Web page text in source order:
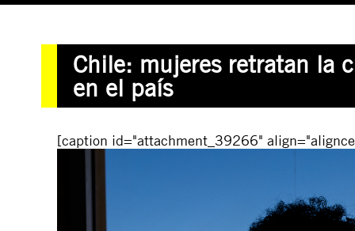
PREGUNTAS FRECUENTES
Chile: mujeres retratan la
en el país
[caption id="attachment_39266"